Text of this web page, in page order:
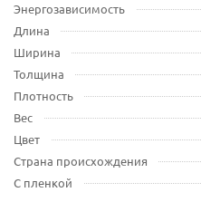
Энергозависимость
Длина
Ширина
Толщина
Плотность
Вес
Цвет
Страна происхождения
С пленкой